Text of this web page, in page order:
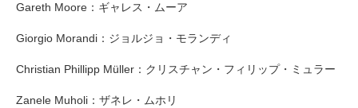
Gareth Moore：ギャレス・ムーア
Giorgio Morandi：ジョルジョ・モランディ
Christian Phillipp Müller：クリスチャン・フィリップ・ミュラー
Zanele Muholi：ザネレ・ムホリ